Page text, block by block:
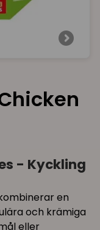
- Kyckling
en
och krämiga
eller